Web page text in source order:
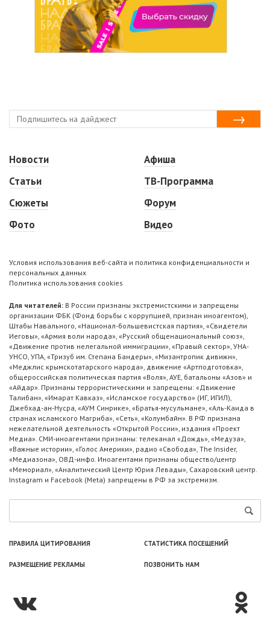
Новости
Статьи
Сюжеты
Фото
Афиша
ТВ-Программа
Форум
Видео
Условия использования веб-сайта и политика конфиденциальности и
персональных данных
Политика использования cookies
Для читателей: В России признаны экстремистскими и запрещены
организации ФБК (Фонд борьбы с коррупцией, признан иноагентом),
Штабы Навального, «Национал-большевистская партия», «Свидетели
Иеговы», «Армия воли народа», «Русский общенациональный союз»,
«Движение против нелегальной иммиграции», «Правый сектор», УНА-
УНСО, УПА, «Тризуб им. Степана Бандеры», «Мизантропик дивижн»,
«Меджлис крымскотатарского народа», движение «Артподготовка»,
общероссийская политическая партия «Воля», АУЕ, батальоны «Азов» и
«Айдар». Признаны террористическими и запрещены: «Движение
Талибан», «Имарат Кавказ», «Исламское государство» (ИГ, ИГИЛ),
Джебхад-ан-Нусра, «АУМ Синрике», «Братья-мусульмане», «Аль-Каида в
странах исламского Магриба», «Сеть», «Колумбайн». В РФ признана
нежелательной деятельность «Открытой России», издания «Проект
Медиа». СМИ-иноагентами признаны: телеканал «Дождь», «Медуза»,
«Важные истории», «Голос Америки», радио «Свобода», The Insider,
«Медиазона», ОВД-инфо. Иноагентами признаны общество/центр
«Мемориал», «Аналитический Центр Юрия Левады», Сахаровский центр.
Instagram и Facebook (Metа) запрещены в РФ за экстремизм.
ПРАВИЛА ЦИТИРОВАНИЯ СТАТИСТИКА ПОСЕЩЕНИЙ
РАЗМЕЩЕНИЕ РЕКЛАМЫ ПОЗВОНИТЬ НАМ